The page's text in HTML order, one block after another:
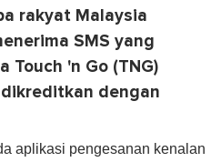
rakyat Malaysia
SMS yang
Touch 'n Go (TNG)
dengan
aplikasi pengesanan kenalan